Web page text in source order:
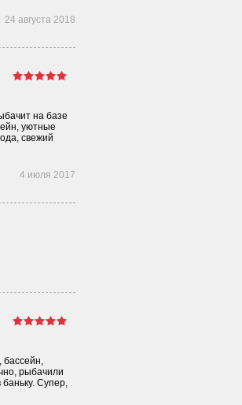
24 августа 2018
на базе
уютные
свежий
4 июля 2017
бассейн,
рыбачили
Супер,